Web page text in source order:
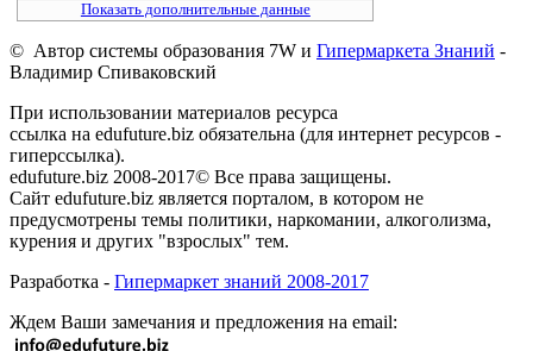
Показать дополнительные данные
© Автор системы образования 7W и Гипермаркета Знаний -
Владимир Спиваковский
При использовании материалов ресурса
ссылка на edufuture.biz обязательна (для интернет ресурсов -
гиперссылка).
edufuture.biz 2008-2017© Все права защищены.
Сайт edufuture.biz является порталом, в котором не
предусмотрены темы политики, наркомании, алкоголизма,
курения и других "взрослых" тем.
Разработка - Гипермаркет знаний 2008-2017
Ждем Ваши замечания и предложения на email: